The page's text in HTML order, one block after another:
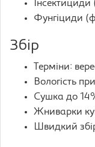
Фунгіциди
Збір
Терміни:
Вологість
Сушка до
Жниварки
Швидкий